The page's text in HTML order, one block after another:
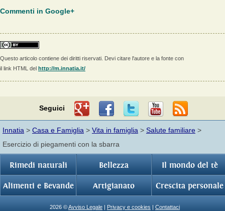
Commenti in Google+
Questo articolo contiene dei diritti riservati. Devi citare l'autore e la fonte con
il link HTML del http://m.innatia.it/
Seguici
Innatia > Casa e Famiglia > Vita in famiglia > Salute familiare >
Esercizio di piegamenti con la sbarra
Rimedi naturali Bellezza Il mondo del tè
Alimenti e Bevande Artigianato Crescita personale
2026 ©Avviso Legale | Privacy e cookies | Contattaci